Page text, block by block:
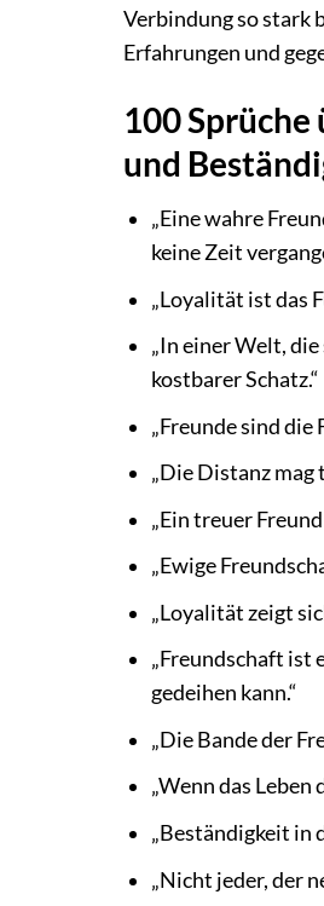
Verbindung so stark
Erfahrungen und
100
und
„Eine wahre
keine Zeit
„Loyalität ist das
„In einer Welt,
kostbarer Schatz.“
„Freunde sind
„Die Distanz mag
„Ein treuer
„Ewige
„Loyalität zeigt
„Freundschaft ist
gedeihen kann.“
„Die Bande der
„Wenn das
„Beständigkeit in
„Nicht jeder, der